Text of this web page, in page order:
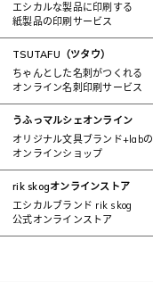
エシカルな製品に印刷する
紙製品の印刷サービス
TSUTAFU（ツタウ）
ちゃんとした名刺がつくれる
オンライン名刺印刷サービス
うふっマルシェオンライン
オリジナル文具ブランド+labの
オンラインショップ
rik skogオンラインストア
エシカルブランド rik skog
公式オンラインストア